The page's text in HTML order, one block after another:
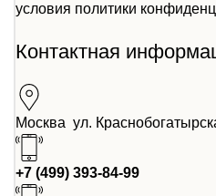
условия политики
Контактная
Москва ул.
+7 (499) 393-84-99